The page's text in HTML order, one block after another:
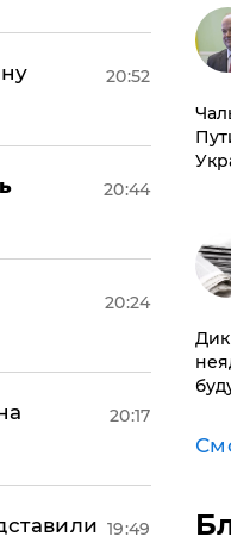
20:52
20:44
20:24
20:17
19:49